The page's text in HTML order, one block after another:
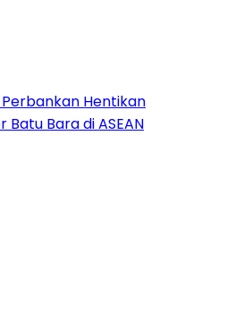
Hentikan
Bara di ASEAN